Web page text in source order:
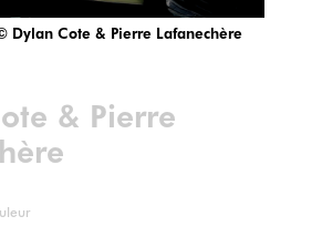
Dylan Cote & Pierre Lafanechère
& Pierre